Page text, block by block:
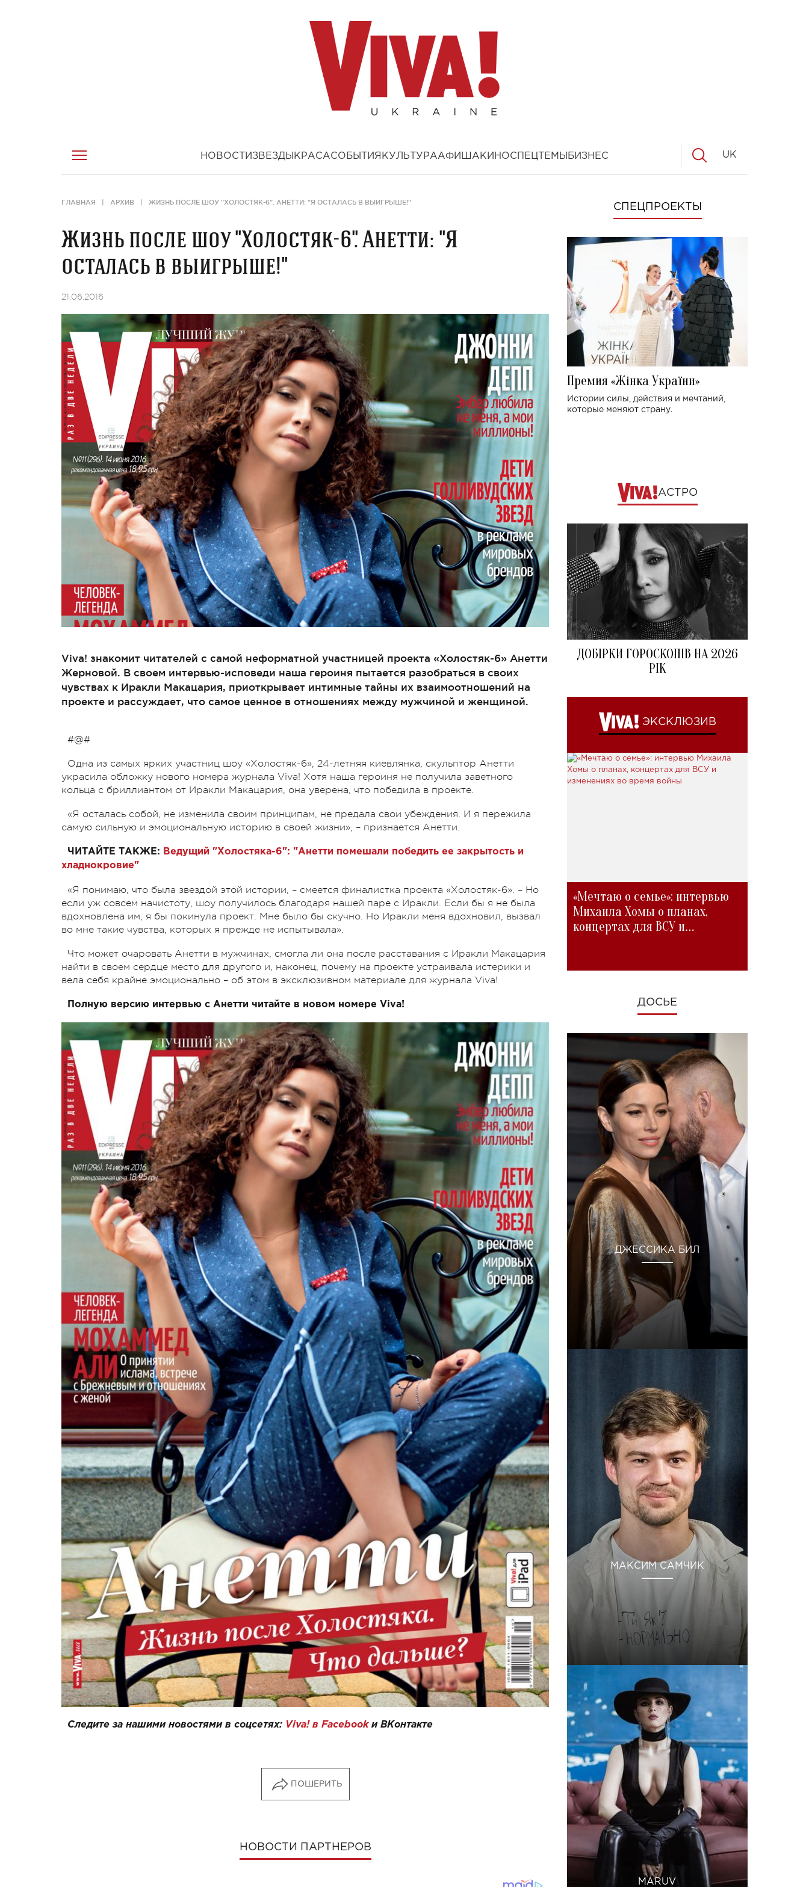
НОВОСТИ ЗВЕЗДЫ КРАСАСОБЫТИЯ КУЛЬТУРААФИША КИНОСПЕЦТЕМЫ БИЗНЕС UK
ГЛАВНАЯ АРХИВ ЖИЗНЬ ПОСЛЕ ШОУ "ХОЛОСТЯК-6". АНЕТТИ: "Я ОСТАЛАСЬ В ВЫИГРЫШЕ!"
Жизнь после шоу "Холостяк-6". Анетти: "Я
осталась в выигрыше!"
21.06.2016
Viva! знакомит читателей с самой неформатной участницей проекта «Холостяк-6» Анетти
Жерновой. В своем интервью-исповеди наша героиня пытается разобраться в своих
чувствах к Иракли Макацария, приоткрывает интимные тайны их взаимоотношений на
проекте и рассуждает, что самое ценное в отношениях между мужчиной и женщиной.
#@#
Одна из самых ярких участниц шоу «Холостяк-6», 24-летняя киевлянка, скульптор Анетти
украсила обложку нового номера журнала Viva! Хотя наша героиня не получила заветного
кольца с бриллиантом от Иракли Макацария, она уверена, что победила в проекте.
«Я осталась собой, не изменила своим принципам, не предала свои убеждения. И я пережила
самую сильную и эмоциональную историю в своей жизни», – признается Анетти.
ЧИТАЙТЕ ТАКЖЕ: Ведущий "Холостяка-6": "Анетти помешали победить ее закрытость и
хладнокровие"
«Я понимаю, что была звездой этой истории, – смеется финалистка проекта «Холостяк-6». – Но
если уж совсем начистоту, шоу получилось благодаря нашей паре с Иракли. Если бы я не была
вдохновлена им, я бы покинула проект. Мне было бы скучно. Но Иракли меня вдохновил, вызвал
во мне такие чувства, которых я прежде не испытывала».
Что может очаровать Анетти в мужчинах, смогла ли она после расставания с Иракли Макацария
найти в своем сердце место для другого и, наконец, почему на проекте устраивала истерики и
вела себя крайне эмоционально – об этом в эксклюзивном материале для журнала Viva!
Полную версию интервью с Анетти читайте в новом номере Viva!
Следите за нашими новостями в соцсетях: Viva! в Facebookи ВКонтакте
ПОШЕРИТЬ
НОВОСТИ ПАРТНЕРОВ
СПЕЦПРОЕКТЫ
Премия «Жінка України»
Истории силы, действия и мечтаний,
которые меняют страну.
АСТРО
ДОБІРКИ ГОРОСКОПІВ НА 2026
РІК
ЭКСКЛЮЗИВ
«Мечтаю о семье»: интервью
Михаила Хомы о планах,
концертах для ВСУ и
ДОСЬЕ
ДЖЕССИКА БИЛ
МАКСИМ САМЧИК
MARUV